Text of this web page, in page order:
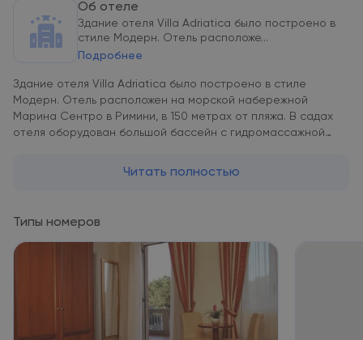
Об отеле
Здание отеля Villa Adriatica было построено в
стиле Модерн. Отель расположе...
Подробнее
Здание отеля Villa Adriatica было построено в стиле
Модерн. Отель расположен на морской набережной
Марина Сентро в Римини, в 150 метрах от пляжа. В садах
отеля оборудован большой бассейн с гидромассажной
Ambienthotel Villa Adriatica отражается романтический
отеля Villa Adriatica принимает гостей на обед и ужин в
летний период . Предлагаются фирменные деликатесы
традиционной местной кухни. Также представлен широкий
выбор блюд из мяса и рыбы, а также вегетарианские изыски.
Завтрак "шведский стол" состоит из выпечки, сыра, ветчины
и вареных яиц. Летняя развлекательная программа
включает в себя вечерние шоу и экскурсии. Детские
Читать полностью
Типы номеров